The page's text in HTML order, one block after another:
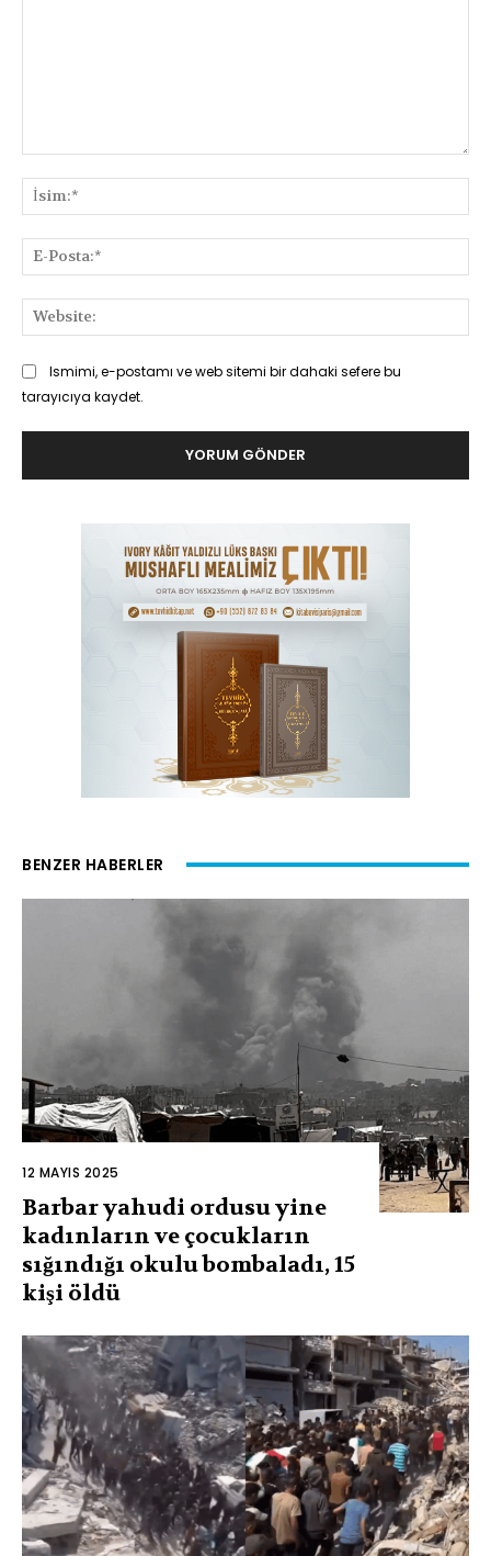
Ismimi, e-postamı ve web sitemi bir dahaki sefere bu
tarayıcıya kaydet.
BENZER HABERLER
12 MAYIS 2025
Barbar yahudi ordusu yine
kadınların ve çocukların
sığındığı okulu bombaladı, 15
kişi öldü